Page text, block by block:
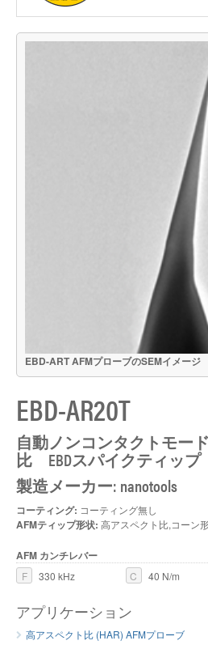
EBD-ART AFMプローブのSEMイメージ
EBD-AR20T
自動ノンコンタクトモー
比 EBDスパイクティップ
製造メーカー: nanotools
コーティング: コーティング無し
AFMティップ形状: 高アスペクト比,コーン
AFM カンチレバー
F 330 kHz C 40 N/m
アプリケーション
高アスペクト比 (HAR) AFMプローブ